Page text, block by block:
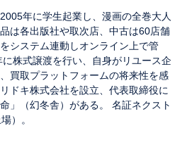
年に学生起業し、漫画の全巻大人
は各出版社や取次店、中古は60店舗
システム連動しオンライン上で管
株式譲渡を行い、自身がリユース企
買取プラットフォームの将来性を感
ドキ株式会社を設立、代表取締役に
」（幻冬舎）がある。 名証ネクスト
）。